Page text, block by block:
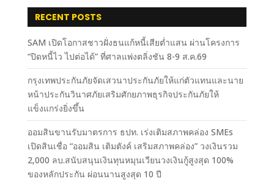
RECENT POSTS
SAM เปิดโอกาสชาวฝั่งธนแก้หนี้เสียต่ำแสน ผ่านโครงการ
“ปิดหนี้ไว ไปต่อได้” ที่ศาลแพ่งตลิ่งชัน 8-9 ส.ค.69
กรุงเทพประกันภัยจัดเสวนาประกันภัยให้แก่ตัวแทนและนาย
หน้าประกันวินาศภัยเสริมศักยภาพธุรกิจประกันภัยให้
แข็งแกร่งยิ่งขึ้น
ออมสินขานรับมาตรการ ธปท. เร่งเติมสภาพคล่อง SMEs
เปิดสินเชื่อ “ออมสิน เติมตังค์ เสริมสภาพคล่อง” วงเงินรวม
2,000 ลบ.สนับสนุนเงินทุนหมุนเวียนวงเงินกู้สูงสุด 100%
ของหลักประกัน ผ่อนนานสูงสุด 10 ปี